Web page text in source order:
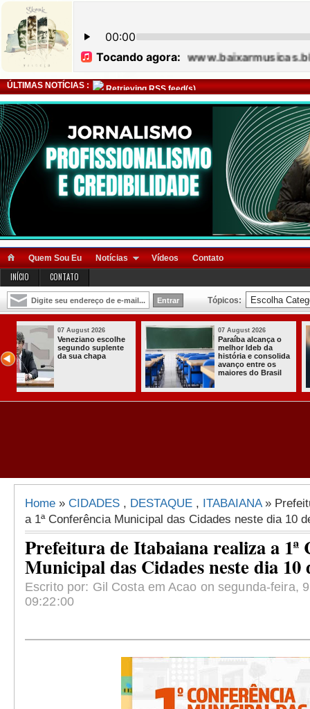
ÚLTIMAS NOTÍCIAS : Retrieving RSS feed(s)
Quem Sou Eu Notícias Vídeos Contato
INÍCIO CONTATO
Tópicos:
07 August 2026
Homem é preso
com armas,
munições e
radiocomunicadore
s no Conde
03 August
Itabaiana
a primeira
Comunitária
Solidária a
Almir Muniz
Home » CIDADES , DESTAQUE , ITABAIANA»
a 1ª Conferência Municipal das Cidades neste dia 10
Prefeitura de Itabaiana realiza a 1ª
Municipal das Cidades neste dia 10
Escrito por: Gil Costa em Acao on segunda-feira,
09:22:00